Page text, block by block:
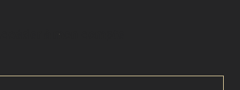
Accéder à mon compte